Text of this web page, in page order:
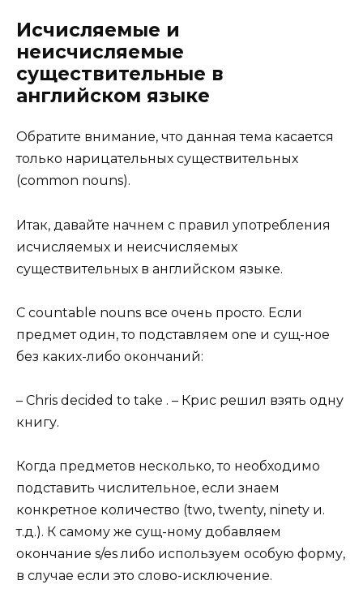
Исчисляемые и
неисчисляемые
существительные в
английском языке
Обратите внимание, что данная тема касается
только нарицательных существительных
(common nouns).
Итак, давайте начнем с правил употребления
исчисляемых и неисчисляемых
существительных в английском языке.
С countable nouns все очень просто. Если
предмет один, то подставляем one и сущ-ное
без каких-либо окончаний:
– Chris decided to take . – Крис решил взять одну
книгу.
Когда предметов несколько, то необходимо
подставить числительное, если знаем
конкретное количество (two, twenty, ninety и.
т.д.). К самому же сущ-ному добавляем
окончание s/es либо используем особую форму,
в случае если это слово-исключение.